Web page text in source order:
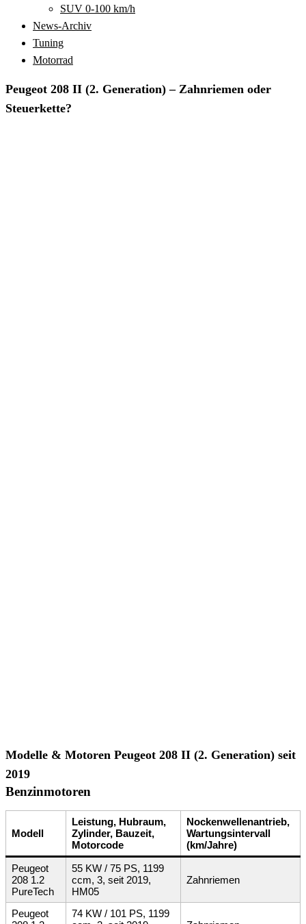
SUV 0-100 km/h
News-Archiv
Tuning
Motorrad
Peugeot 208 II (2. Generation) – Zahnriemen oder
Steuerkette?
Modelle & Motoren Peugeot 208 II (2. Generation) seit
2019
Benzinmotoren
Modell
Leistung, Hubraum,
Zylinder, Bauzeit,
Motorcode
Nockenwellenantrieb,
Wartungsintervall
(km/Jahre)
Peugeot
208 1.2
PureTech
55 KW / 75 PS, 1199
ccm, 3, seit 2019,
HM05
Zahnriemen
Peugeot
74 KW / 101 PS, 1199